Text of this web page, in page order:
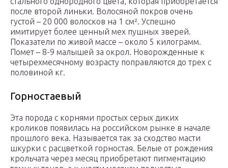
после второй линьки. Волосяной покров очень
густой – 20 000 волосков на 1 см². Успешно
имитирует более ценный мех пушных зверей.
Показатели по живой массе – около 5 килограмм.
Помет – 8-9 малышей за окрол. Новорожденные к
четырехмесячному возрасту поправляются до трех с
половиной кг.
Горностаевый
Эта порода с корнями простых серых диких
кроликов появилась на российском рынке в начале
прошлого века. Называется так за сходство масти
шкурки с расцветкой горностая. Белые от рождения
крольчата через месяц приобретают пигментацию